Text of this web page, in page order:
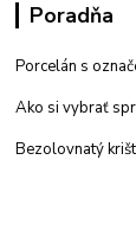
Poradňa
Porcelán s
Ako si vybrať
Bezolovnatý